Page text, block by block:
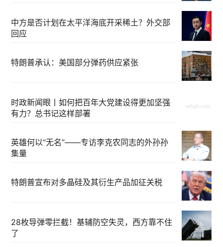
中方是否计划在太平洋海底开采稀土？外交部
回应
特朗普承认：美国部分弹药供应紧张
时政新闻眼丨如何把百年大党建设得更加坚强
有力？总书记这样部署
英雄何以“无名”——专访李克农同志的外孙孙
集量
特朗普宣布对多晶硅及其衍生产品加征关税
28枚导弹零拦截！基辅防空失灵，西方靠不住
了